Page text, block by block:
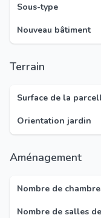
Sous-type
Nouveau bâtiment
Terrain
Surface de la
Orientation jardin
Aménagement
Nombre de
Nombre de salles